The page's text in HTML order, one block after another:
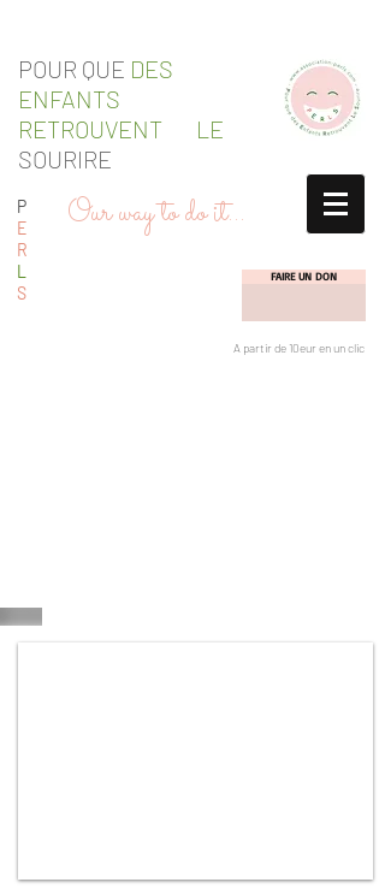
POUR QUE DES
ENFANTS
RETROUVENT LE
SOURIRE
P
E
R
L
S
FAIRE UN DON
Our way to do it...
A partir de 10eur en un clic